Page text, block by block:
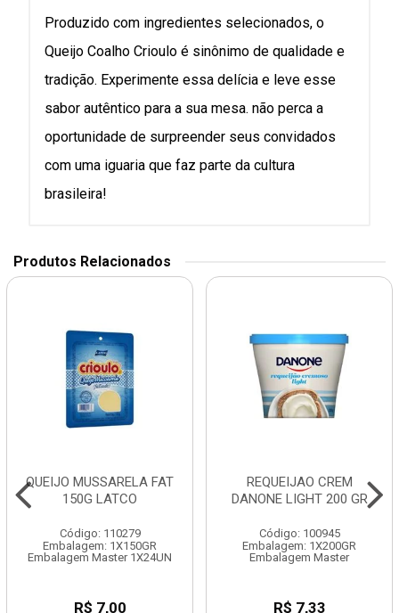
Produzido com ingredientes selecionados, o
Queijo Coalho Crioulo é sinônimo de qualidade e
tradição. Experimente essa delícia e leve esse
sabor autêntico para a sua mesa. não perca a
oportunidade de surpreender seus convidados
com uma iguaria que faz parte da cultura
brasileira!
Produtos Relacionados
QUEIJO MUSSARELA FAT
150G LATCO
Código: 110279
Embalagem: 1X150GR
Embalagem Master 1X24UN
R$ 7,00
REQUEIJAO CREM
DANONE LIGHT 200 GR
Código: 100945
Embalagem: 1X200GR
Embalagem Master
R$ 7,33